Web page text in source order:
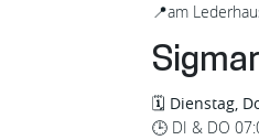
📍am
🗓️ Dienstag,
🕒 DI & DO